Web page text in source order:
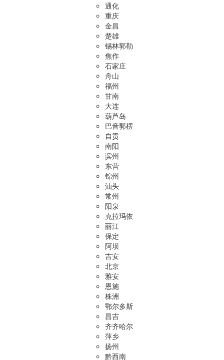
通化
重庆
金昌
楚雄
锡林郭勒
焦作
石家庄
舟山
福州
甘南
大连
葫芦岛
巴音郭楞
自贡
南阳
滨州
东营
锦州
汕头
常州
阳泉
克拉玛依
丽江
保定
阿坝
吉安
北京
雅安
恩施
株洲
鄂尔多斯
昌吉
齐齐哈尔
萍乡
扬州
黔西南